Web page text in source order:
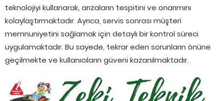
teknolojiyi kullanarak, arızaların tespitini ve onarımını
kolaylaştırmaktadır. Ayrıca, servis sonrası müşteri
memnuniyetini sağlamak için detaylı bir kontrol süreci
uygulamaktadır. Bu sayede, tekrar eden sorunların önüne
geçilmekte ve kullanıcıların güveni kazanılmaktadır.